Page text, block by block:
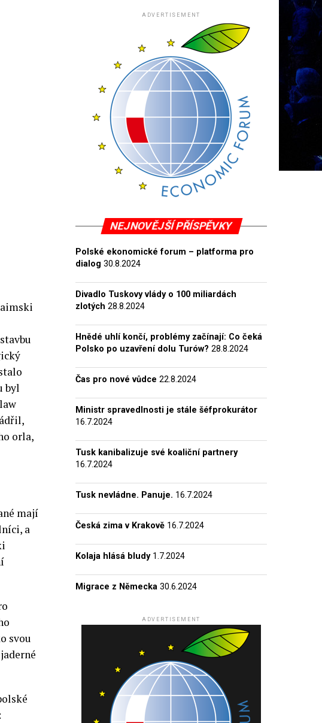
byl
orla,
mají
a
svou
ADVERTISEMENT
NEJNOVĚJŠÍ PŘÍSPĚVKY
Polské ekonomické forum – platforma pro
dialog 30.8.2024
Divadlo Tuskovy vlády o 100 miliardách
zlotých 28.8.2024
Hnědé uhlí končí, problémy začínají: Co čeká
Polsko po uzavření dolu Turów? 28.8.2024
Čas pro nové vůdce 22.8.2024
Ministr spravedlnosti je stále šéfprokurátor
16.7.2024
Tusk kanibalizuje své koaliční partnery
16.7.2024
Tusk nevládne. Panuje. 16.7.2024
Česká zima v Krakově 16.7.2024
Kolaja hlásá bludy 1.7.2024
Migrace z Německa 30.6.2024
ADVERTISEMENT